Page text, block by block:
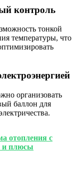
контроль
тонкой
температуры, что
организовать
баллон для
отопления с
и плюсы